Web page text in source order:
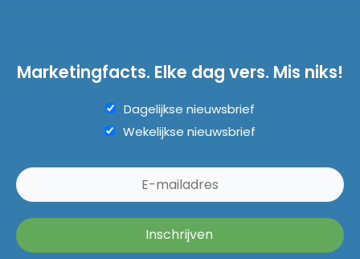
Marketingfacts. Elke dag vers. Mis niks!
Dagelijkse nieuwsbrief
Wekelijkse nieuwsbrief